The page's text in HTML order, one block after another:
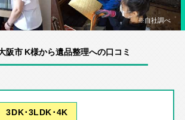
※自社調べ
阪市 K様から遺品整理への口コミ
3DK･3LDK･4K